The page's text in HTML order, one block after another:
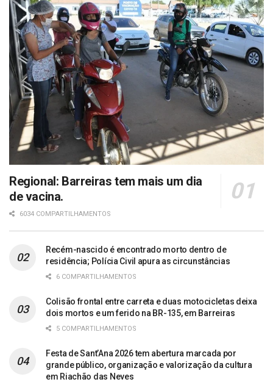
Regional: Barreiras tem mais um dia
de vacina.
6034 COMPARTILHAMENTOS
Recém-nascido é encontrado morto dentro de
residência; Polícia Civil apura as circunstâncias
6 COMPARTILHAMENTOS
Colisão frontal entre carreta e duas motocicletas deixa
dois mortos e um ferido na BR-135, em Barreiras
5 COMPARTILHAMENTOS
Festa de Sant’Ana 2026 tem abertura marcada por
grande público, organização e valorização da cultura
em Riachão das Neves